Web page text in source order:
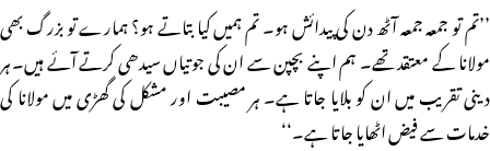
’’تم تو جمعہ جمعہ آٹھ دن کی پیدائش ہو۔ تم ہمیں کیا بتاتے ہو؟ ہمارے تو بزرگ بھی
مولانا کے معتقد تھے۔ ہم اپنے بچپن سے ان کی جوتیاں سیدھی کرتے آئے ہیں۔ ہر
دینی تقریب میں ان کو بلایا جاتا ہے۔ ہر مصیبت اور مشکل کی گھڑی میں مولانا کی
خدمات سے فیض اٹھایا جاتا ہے۔‘‘